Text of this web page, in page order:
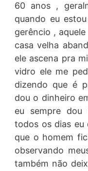
60 anos ,
quando eu
gerêncio ,
casa velha
ele ascena pra
vidro ele me
dizendo que é
dou o dinheiro
eu sempre dou
todos os dias
que o homem
observando
também não